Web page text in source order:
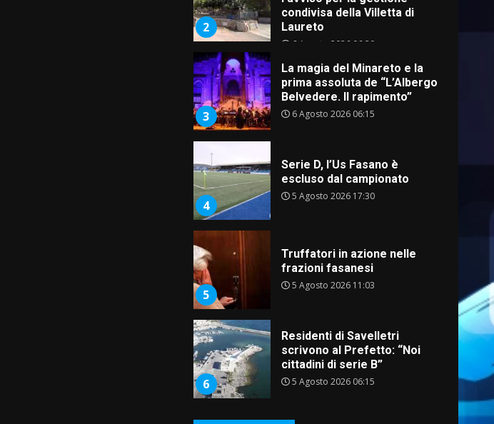
2
condivisa della Villetta di
Laureto
6 Agosto 2026 06:20
3
La magia del Minareto e la
prima assoluta de “L’Albergo
Belvedere. Il rapimento”
6 Agosto 2026 06:15
4
Serie D, l’Us Fasano è
escluso dal campionato
5 Agosto 2026 17:30
5
Truffatori in azione nelle
frazioni fasanesi
5 Agosto 2026 11:03
6
Residenti di Savelletri
scrivono al Prefetto: “Noi
cittadini di serie B”
5 Agosto 2026 06:15